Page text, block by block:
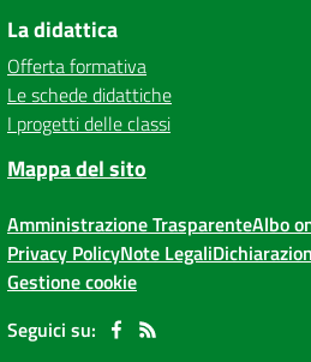
La didattica
Offerta formativa
Le schede didattiche
I progetti delle classi
Mappa del sito
Amministrazione TrasparenteAlbo
Privacy PolicyNote Legali
Gestione cookie
Seguici su: